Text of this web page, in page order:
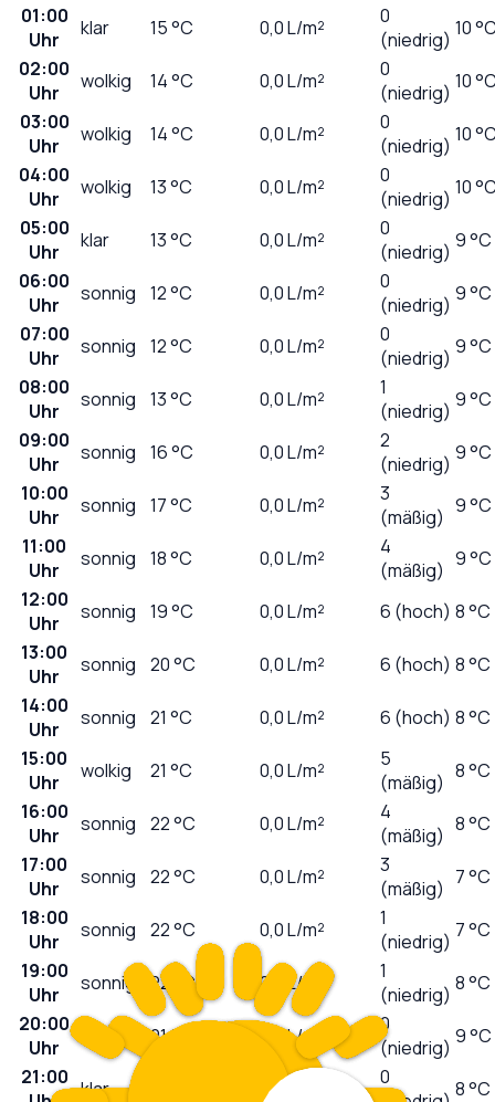
01:00
Uhr
klar 15°C 0,0L/m²
0
(niedrig) 10
02:00
Uhr
wolkig 14°C 0,0L/m²
0
(niedrig) 10
03:00
Uhr
wolkig 14°C 0,0L/m²
0
(niedrig) 10
04:00
Uhr
wolkig 13°C 0,0L/m²
0
(niedrig) 10
05:00
Uhr
klar 13°C 0,0L/m²
0
(niedrig) 9 °C
06:00
Uhr
sonnig 12°C 0,0L/m²
0
(niedrig) 9 °C
07:00
Uhr
sonnig 12°C 0,0L/m²
0
(niedrig) 9 °C
08:00
Uhr
sonnig 13°C 0,0L/m²
1
(niedrig) 9 °C
09:00
Uhr
sonnig 16°C 0,0L/m²
2
(niedrig) 9 °C
10:00
Uhr
sonnig 17°C 0,0L/m²
3
(mäßig) 9 °C
11:00
Uhr
sonnig 18°C 0,0L/m²
4
(mäßig) 9 °C
12:00
Uhr
sonnig 19°C 0,0L/m² 6 (hoch) 8 °C
13:00
Uhr
sonnig 20°C 0,0L/m² 6 (hoch) 8 °C
14:00
Uhr
sonnig 21 °C 0,0L/m² 6 (hoch) 8 °C
15:00
Uhr
wolkig 21 °C 0,0L/m²
5
(mäßig) 8 °C
16:00
Uhr
sonnig 22°C 0,0L/m²
4
(mäßig) 8 °C
17:00
Uhr
sonnig 22°C 0,0L/m²
3
(mäßig) 7 °C
18:00
Uhr
sonnig 22°C 0,0L/m²
1
(niedrig) 7 °C
19:00
Uhr
sonnig 22 °C 0,0 L/m²
1
(niedrig) 8 °C
20:00
Uhr
21°C 0,0L/m²
0
(niedrig) 9 °C
21:00 klar 0,0
0
8 °C